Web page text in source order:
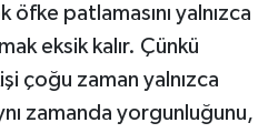
patlamasını yalnızca
eksik kalır. Çünkü
çoğu zaman yalnızca
zamanda yorgunluğunu,